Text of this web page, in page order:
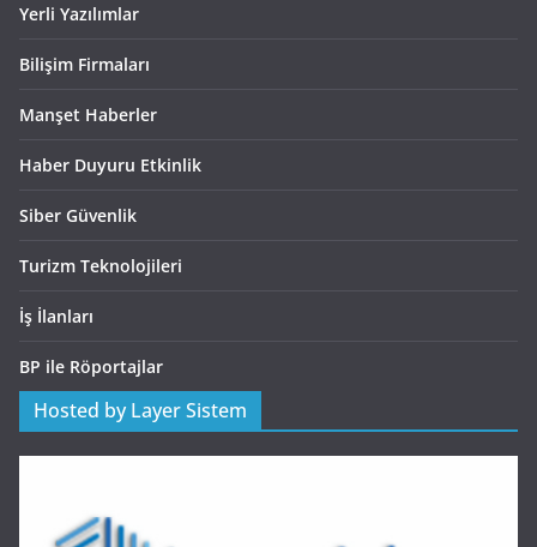
Yerli Yazılımlar
Bilişim Firmaları
Manşet Haberler
Haber Duyuru Etkinlik
Siber Güvenlik
Turizm Teknolojileri
İş İlanları
BP ile Röportajlar
Hosted by Layer Sistem